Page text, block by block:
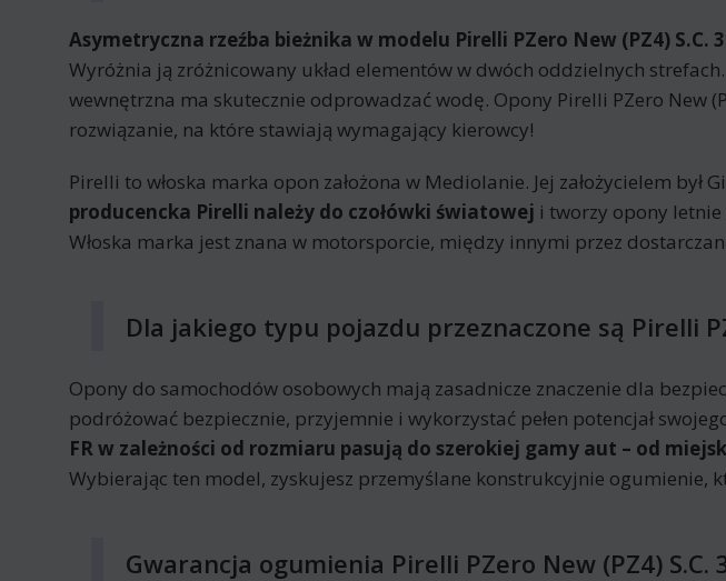
Asymetryczna rzeźba bieżnika w modelu Pirelli PZero New (PZ4)
Wyróżnia ją zróżnicowany układ elementów w dwóch oddzielnych
wewnętrzna ma skutecznie odprowadzać wodę. Opony Pirelli PZero New
rozwiązanie, na które stawiają wymagający kierowcy!
Pirelli to włoska marka opon założona w Mediolanie. Jej założycielem
producencka Pirelli należy do czołówki światowej i tworzy opony
Włoska marka jest znana w motorsporcie, między innymi przez
Dla jakiego typu pojazdu przeznaczone są Pirelli
Opony do samochodów osobowych mają zasadnicze znaczenie dla
podróżować bezpiecznie, przyjemnie i wykorzystać pełen potencjał
FR w zależności od rozmiaru pasują do szerokiej gamy aut – od
Wybierając ten model, zyskujesz przemyślane konstrukcyjnie ogumienie,
Gwarancja ogumienia Pirelli PZero New (PZ4) S.C.